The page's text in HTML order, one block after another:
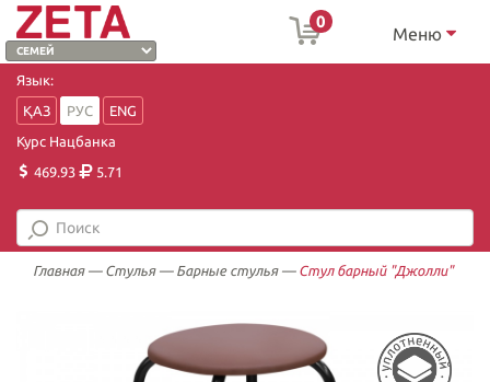
0
Меню
Язык:
ҚАЗ
РУС
ENG
Курс Нацбанка
469.93
5.71
Главная— Стулья— Барные стулья— Стул барный "Джолли"